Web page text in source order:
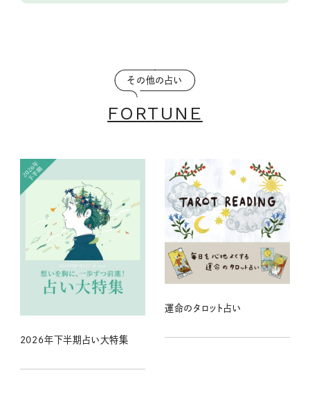
その他の占い
FORTUNE
2026年下半期占い大特集
運命のタロット占い